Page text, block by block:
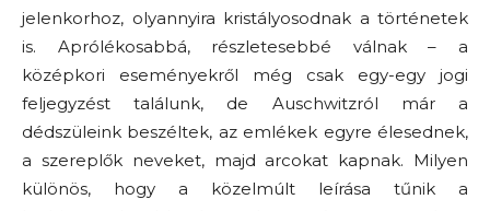
jelenkorhoz, olyannyira kristályosodnak a történetek
is. Aprólékosabbá, részletesebbé válnak – a
középkori eseményekről még csak egy-egy jogi
feljegyzést találunk, de Auschwitzról már a
dédszüleink beszéltek, az emlékek egyre élesednek,
a szereplők neveket, majd arcokat kapnak. Milyen
különös, hogy a közelmúlt leírása tűnik a